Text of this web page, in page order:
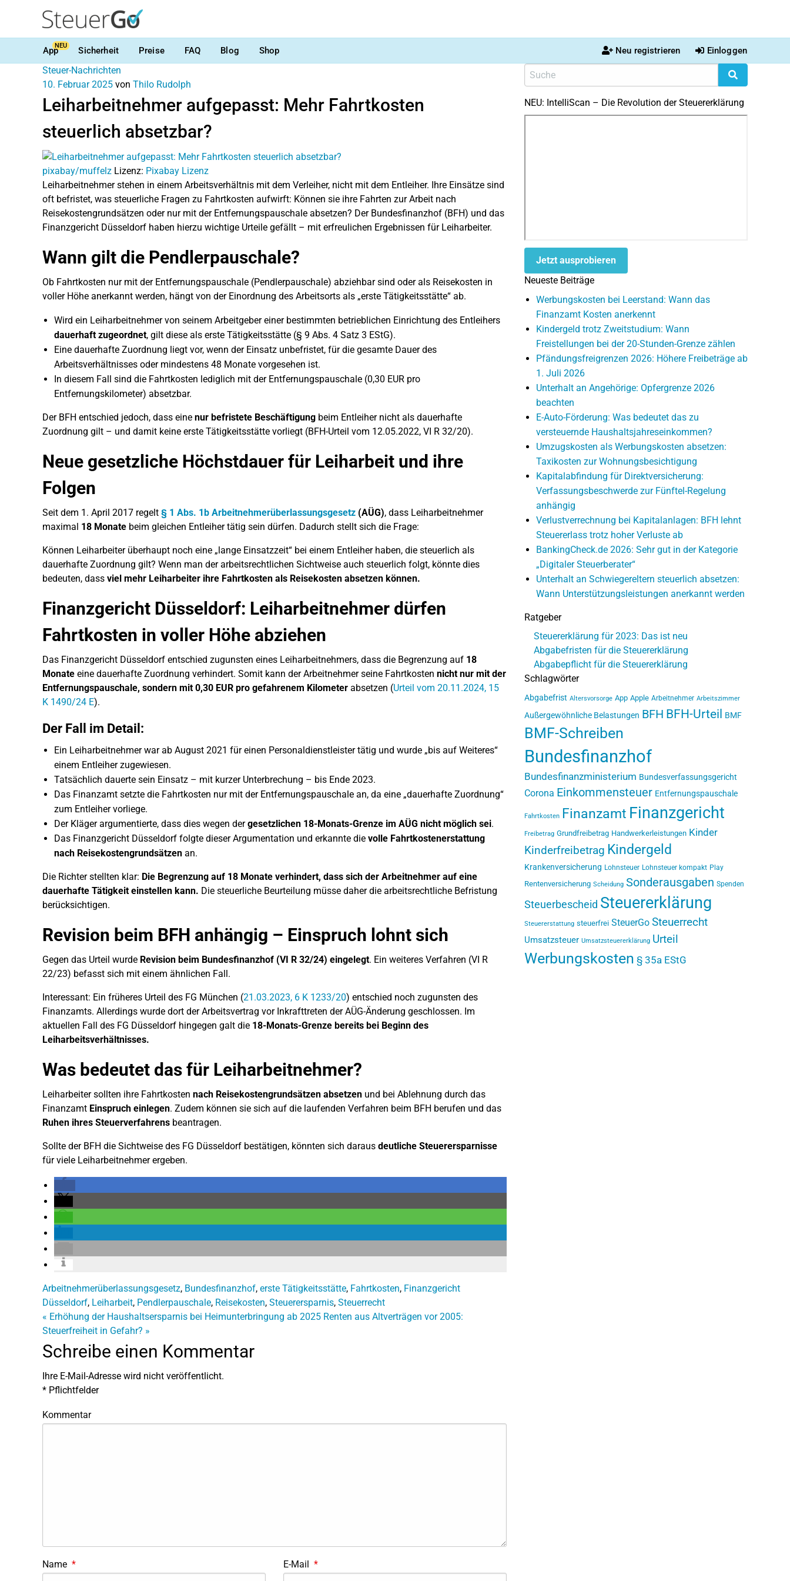
AppNEU Sicherheit Preise FAQ Blog Shop Neu registrieren Einloggen
Steuer-Nachrichten
10. Februar 2025 von Thilo Rudolph
Leiharbeitnehmer aufgepasst: Mehr Fahrtkosten
steuerlich absetzbar?
pixabay/muffelz Lizenz: Pixabay Lizenz
Leiharbeitnehmer stehen in einem Arbeitsverhältnis mit dem Verleiher, nicht mit dem Entleiher. Ihre Einsätze sind
oft befristet, was steuerliche Fragen zu Fahrtkosten aufwirft: Können sie ihre Fahrten zur Arbeit nach
Reisekostengrundsätzen oder nur mit der Entfernungspauschale absetzen? Der Bundesfinanzhof (BFH) und das
Finanzgericht Düsseldorf haben hierzu wichtige Urteile gefällt – mit erfreulichen Ergebnissen für Leiharbeiter.
Wann gilt die Pendlerpauschale?
Ob Fahrtkosten nur mit der Entfernungspauschale (Pendlerpauschale) abziehbar sind oder als Reisekosten in
voller Höhe anerkannt werden, hängt von der Einordnung des Arbeitsorts als „erste Tätigkeitsstätte“ ab.
Wird ein Leiharbeitnehmer von seinem Arbeitgeber einer bestimmten betrieblichen Einrichtung des Entleihers
dauerhaft zugeordnet, gilt diese als erste Tätigkeitsstätte (§ 9 Abs. 4 Satz 3 EStG).
Eine dauerhafte Zuordnung liegt vor, wenn der Einsatz unbefristet, für die gesamte Dauer des
Arbeitsverhältnisses oder mindestens 48 Monate vorgesehen ist.
In diesem Fall sind die Fahrtkosten lediglich mit der Entfernungspauschale (0,30 EUR pro
Entfernungskilometer) absetzbar.
Der BFH entschied jedoch, dass eine nur befristete Beschäftigung beim Entleiher nicht als dauerhafte
Zuordnung gilt – und damit keine erste Tätigkeitsstätte vorliegt (BFH-Urteil vom 12.05.2022, VI R 32/20).
Neue gesetzliche Höchstdauer für Leiharbeit und ihre
Folgen
Seit dem 1. April 2017 regelt § 1 Abs. 1b Arbeitnehmerüberlassungsgesetz (AÜG), dass Leiharbeitnehmer
maximal 18 Monate beim gleichen Entleiher tätig sein dürfen. Dadurch stellt sich die Frage:
Können Leiharbeiter überhaupt noch eine „lange Einsatzzeit“ bei einem Entleiher haben, die steuerlich als
dauerhafte Zuordnung gilt? Wenn man der arbeitsrechtlichen Sichtweise auch steuerlich folgt, könnte dies
bedeuten, dass viel mehr Leiharbeiter ihre Fahrtkosten als Reisekosten absetzen können.
Finanzgericht Düsseldorf: Leiharbeitnehmer dürfen
Fahrtkosten in voller Höhe abziehen
Das Finanzgericht Düsseldorf entschied zugunsten eines Leiharbeitnehmers, dass die Begrenzung auf 18
Monate eine dauerhafte Zuordnung verhindert. Somit kann der Arbeitnehmer seine Fahrtkosten nicht nur mit der
Entfernungspauschale, sondern mit 0,30 EUR pro gefahrenem Kilometer absetzen (Urteil vom 20.11.2024, 15
K 1490/24 E).
Der Fall im Detail:
Ein Leiharbeitnehmer war ab August 2021 für einen Personaldienstleister tätig und wurde „bis auf Weiteres“
einem Entleiher zugewiesen.
Tatsächlich dauerte sein Einsatz – mit kurzer Unterbrechung – bis Ende 2023.
Das Finanzamt setzte die Fahrtkosten nur mit der Entfernungspauschale an, da eine „dauerhafte Zuordnung“
zum Entleiher vorliege.
Der Kläger argumentierte, dass dies wegen dergesetzlichen 18-Monats-Grenze im AÜG nicht möglich sei.
Das Finanzgericht Düsseldorf folgte dieser Argumentation und erkannte die volle Fahrtkostenerstattung
nach Reisekostengrundsätzen an.
Die Richter stellten klar: Die Begrenzung auf 18 Monate verhindert, dass sich der Arbeitnehmer auf eine
dauerhafte Tätigkeit einstellen kann. Die steuerliche Beurteilung müsse daher die arbeitsrechtliche Befristung
berücksichtigen.
Revision beim BFH anhängig – Einspruch lohnt sich
Gegen das Urteil wurde Revision beim Bundesfinanzhof (VI R 32/24) eingelegt. Ein weiteres Verfahren (VI R
22/23) befasst sich mit einem ähnlichen Fall.
Interessant: Ein früheres Urteil des FG München (21.03.2023, 6 K 1233/20) entschied noch zugunsten des
Finanzamts. Allerdings wurde dort der Arbeitsvertrag vor Inkrafttreten der AÜG-Änderung geschlossen. Im
aktuellen Fall des FG Düsseldorf hingegen galt die 18-Monats-Grenze bereits bei Beginn des
Leiharbeitsverhältnisses.
Was bedeutet das für Leiharbeitnehmer?
Leiharbeiter sollten ihre Fahrtkosten nach Reisekostengrundsätzen absetzen und bei Ablehnung durch das
Finanzamt Einspruch einlegen. Zudem können sie sich auf die laufenden Verfahren beim BFH berufen und das
Ruhen ihres Steuerverfahrens beantragen.
Sollte der BFH die Sichtweise des FG Düsseldorf bestätigen, könnten sich daraus deutliche Steuerersparnisse
für viele Leiharbeitnehmer ergeben.
Arbeitnehmerüberlassungsgesetz, Bundesfinanzhof, erste Tätigkeitsstätte, Fahrtkosten, Finanzgericht
Düsseldorf, Leiharbeit, Pendlerpauschale, Reisekosten, Steuerersparnis, Steuerrecht
« Erhöhung der Haushaltsersparnis bei Heimunterbringung ab 2025 Renten aus Altverträgen vor 2005:
Steuerfreiheit in Gefahr? »
Schreibe einen Kommentar
Ihre E-Mail-Adresse wird nicht veröffentlicht.
* Pflichtfelder
Kommentar
Name * E-Mail *
NEU: IntelliScan – Die Revolution der Steuererklärung
Jetzt ausprobieren
Neueste Beiträge
Werbungskosten bei Leerstand: Wann das
Finanzamt Kosten anerkennt
Kindergeld trotz Zweitstudium: Wann
Freistellungen bei der 20-Stunden-Grenze zählen
Pfändungsfreigrenzen 2026: Höhere Freibeträge ab
1. Juli 2026
Unterhalt an Angehörige: Opfergrenze 2026
beachten
E-Auto-Förderung: Was bedeutet das zu
versteuernde Haushaltsjahreseinkommen?
Umzugskosten als Werbungskosten absetzen:
Taxikosten zur Wohnungsbesichtigung
Kapitalabfindung für Direktversicherung:
Verfassungsbeschwerde zur Fünftel-Regelung
anhängig
Verlustverrechnung bei Kapitalanlagen: BFH lehnt
Steuererlass trotz hoher Verluste ab
BankingCheck.de 2026: Sehr gut in der Kategorie
„Digitaler Steuerberater“
Unterhalt an Schwiegereltern steuerlich absetzen:
Wann Unterstützungsleistungen anerkannt werden
Ratgeber
Steuererklärung für 2023: Das ist neu
Abgabefristen für die Steuererklärung
Abgabepflicht für die Steuererklärung
Schlagwörter
Abgabefrist Altersvorsorge App Apple Arbeitnehmer Arbeitszimmer
Außergewöhnliche Belastungen BFH BFH-Urteil BMF
BMF-Schreiben
Bundesfinanzhof
Bundesfinanzministerium Bundesverfassungsgericht
Corona Einkommensteuer Entfernungspauschale
Fahrtkosten Finanzamt Finanzgericht
Freibetrag Grundfreibetrag Handwerkerleistungen Kinder
Kinderfreibetrag Kindergeld
Krankenversicherung Lohnsteuer Lohnsteuer kompakt Play
Rentenversicherung Scheidung Sonderausgaben Spenden
Steuerbescheid Steuererklärung
Steuererstattung steuerfrei SteuerGo Steuerrecht
Umsatzsteuer Umsatzsteuererklärung Urteil
Werbungskosten § 35a EStG